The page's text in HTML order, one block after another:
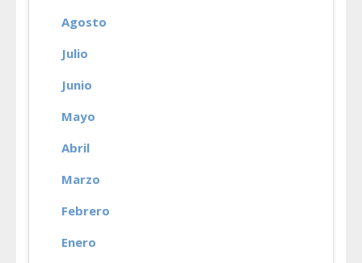
Agosto
Julio
Junio
Mayo
Abril
Marzo
Febrero
Enero